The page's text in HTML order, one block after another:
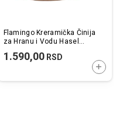
U KORPU
Flamingo Kreramička Činija
za Hranu i Vodu Hasel
15,5x6,5x15,5cm / 700ml
1.590,00RSD